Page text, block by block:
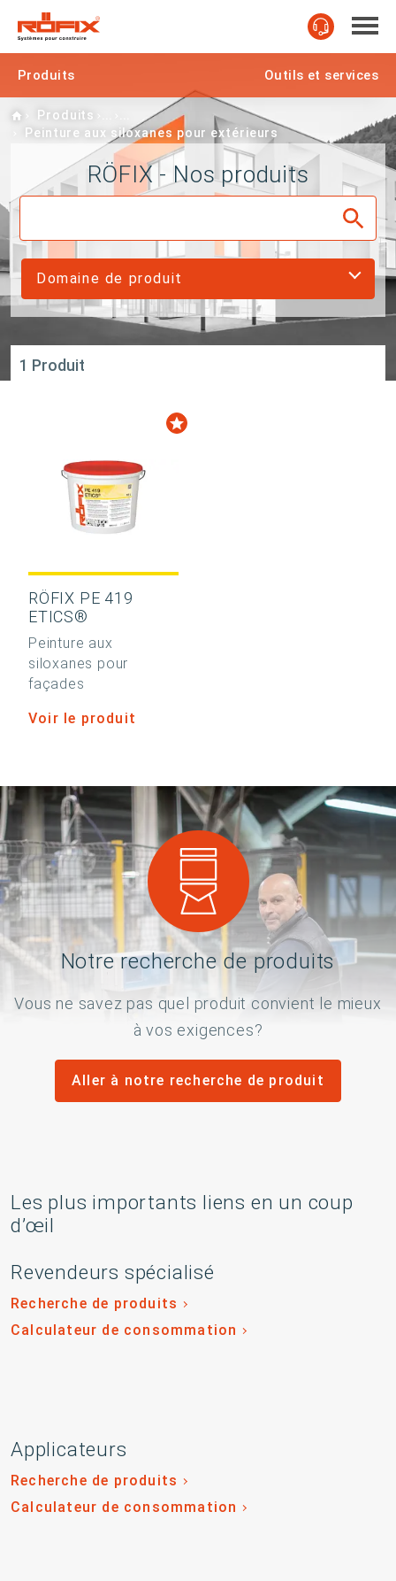
Produits Outils et services
Home
Produits
Peinture aux siloxanes pour extérieurs
RÖFIX - Nos produits
Domaine de produit
1 Produit
RÖFIX PE 419
ETICS®
Peinture aux
siloxanes pour
façades
Voir le produit
Notre recherche de produits
Vous ne savez pas quel produit convient le mieux
à vos exigences?
Aller à notre recherche de produit
Les plus importants liens en un coup
d’œil
Revendeurs spécialisé
Recherche de produits
Calculateur de consommation
Applicateurs
Recherche de produits
Calculateur de consommation